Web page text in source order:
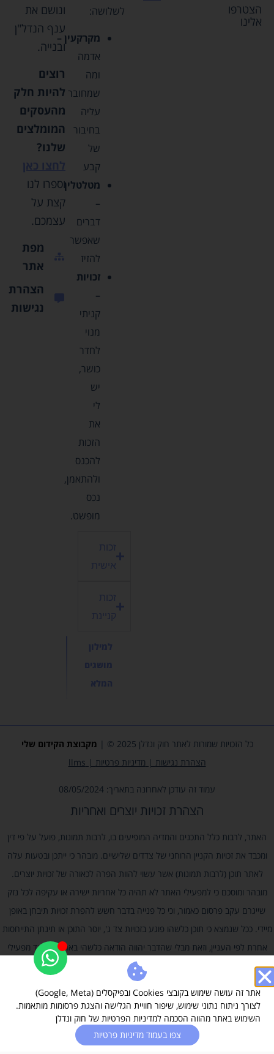
הצטרפו
אלינו
לשלושה:
מקרקעין –
אדמה
ומה
שמחובר
עליה
בחיבור
של
קבע
מטלטלין
–
דברים
שאפשר
להזיז
זכויות
–
קניתי
מנוי
לחדר
כושר,
יש
לי
את
הזכות
להכנס
ולהתאמן,
נכס
מופשט.
זכות
אישית
זכות
קניינת
למילון
מושגים
המלא
ונושם את
ענף הנדל"ן
ובנייה.
רוצים
להיות חלק
מהעסקים
המומלצים
שלנו?
לחצו כאן
וספרו לנו
קצת על
עצמכם.
מפת
אתר
הצהרת
נגישות
כל הזכויות שמורות לאתר חוק ונדלן 2025 © | מקבוצת הקידום שלי
הצהרת נגישות | מדיניות פרטיות |
llms
עמוד זה עודכן לאחרונה בתאריך: 08/05/2024
הצהרת זכויות יוצרים ואחריות
האתר, לרבות כלל התכנים והמדיה המופיעים בו, לרבות תמונות, פועל על פי דין
ומכבד את זכויות הקניין הרוחני של צדדים שלישיים. מובהר כי ייתכן ובטעות עלה
לאתר תוכן (לרבות תמונות) אשר עשוי להוות הפרה לכאורה של זכויות יוצרים.
מובהר ומוסכם כי למפעילי האתר לא תהיה כל אחריות ישירה או עקיפה לכל נזק
שייגרם עקב פרסום כאמור, וכי כל פנייה בדבר חשש להפרת זכויות תיבחן באופן
מיידי. ככל שנמצא כי תוכן כלשהו פוגע בזכויות צד ג', יוסר התוכן או תינתן התייחסות
אחרת לפי העניין, וזאת מבלי שהדבר יהווה הודאה כלשהי באחריות מצד מפעילי
האתר.
אתר זה עושה שימוש בקובצי Cookies ובפיקסלים (Google, Meta)
לצורך ניתוח נתוני שימוש, שיפור חוויית הגלישה והצגת פרסומות מותאמות.
השימוש באתר מהווה הסכמה למדיניות הפרטיות של חוק ונדלן
צפו בעמוד מדיניות פרטיות